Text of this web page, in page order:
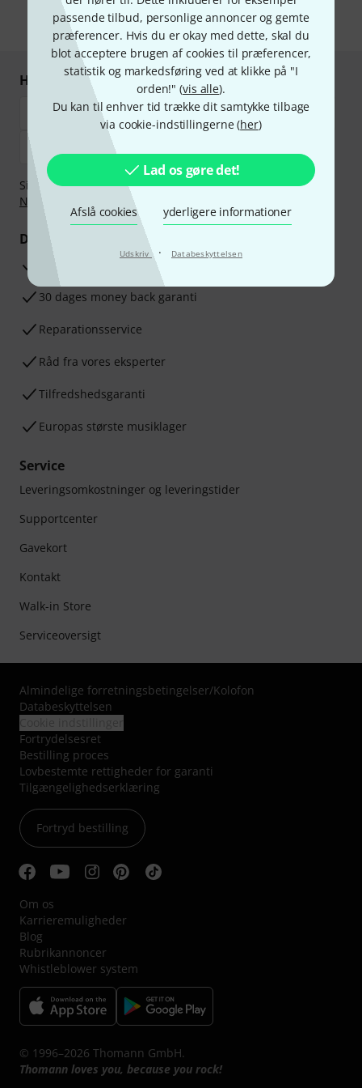
passende tilbud, personlige annoncer og gemte
præferencer. Hvis du er okay med dette, skal du
blot acceptere brugen af cookies til præferencer,
statistik og markedsføring ved at klikke på "I
orden!" (vis alle).
Du kan til enhver tid trække dit samtykke tilbage
via cookie-indstillingerne (her)
Lad os gøre det!
Afslå cookies yderligere informationer
Udskriv · Databeskyttelsen
* Obligatorisk felt
Handl og betal sikkert
Sikker betaling med Bankoverførsel, PayPal,Klarna Betal
Nu
Klarna betaling i rater
Dine fordele
3 års Thomann Garanti
30 dages money back garanti
Reparationsservice
Råd fra vores eksperter
Tilfredshedsgaranti
Europas største musiklager
Service
Leveringsomkostninger og leveringstider
Supportcenter
Gavekort
Kontakt
Walk-in Store
Serviceoversigt
Almindelige forretningsbetingelser/Kolofon
Databeskyttelsen
Fortrydelsesret
Bestilling proces
Lovbestemte rettigheder for garanti
Tilgængelighedserklæring
Fortryd bestilling
Om os
Karrieremuligheder
Blog
Rubrikannoncer
Whistleblower system
© 1996–2026 Thomann GmbH.
Thomann loves you, because you rock!